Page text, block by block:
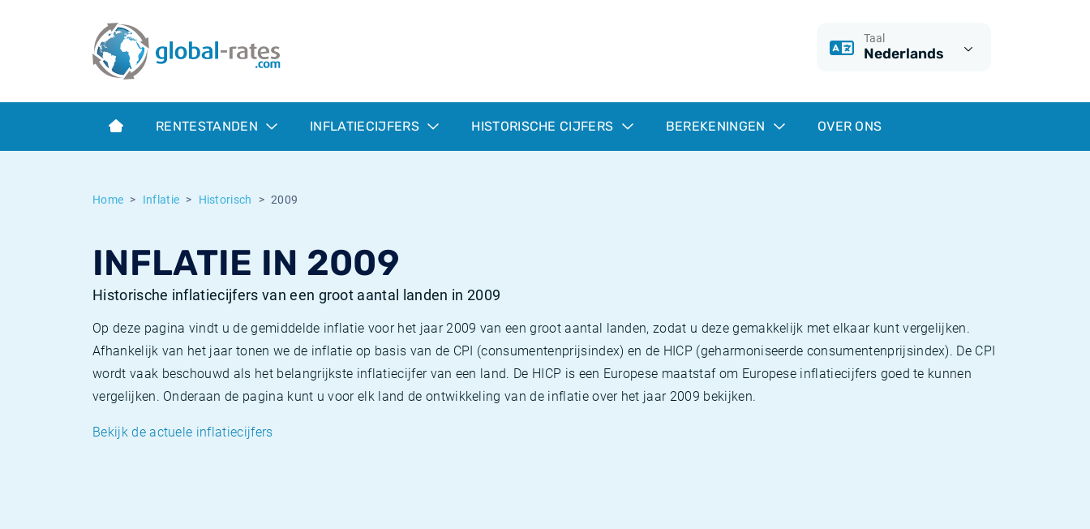
Taal
Nederlands
RENTESTANDEN INFLATIECIJFERS HISTORISCHE CIJFERS BEREKENINGEN OVER ONS
Home Inflatie Historisch 2009
INFLATIE IN 2009
Historische inflatiecijfers van een groot aantal landen in 2009
Op deze pagina vindt u de gemiddelde inflatie voor het jaar 2009 van een groot aantal landen, zodat u deze gemakkelijk met elkaar kunt vergelijken.
Afhankelijk van het jaar tonen we de inflatie op basis van de CPI (consumentenprijsindex) en de HICP (geharmoniseerde consumentenprijsindex). De CPI
wordt vaak beschouwd als het belangrijkste inflatiecijfer van een land. De HICP is een Europese maatstaf om Europese inflatiecijfers goed te kunnen
vergelijken. Onderaan de pagina kunt u voor elk land de ontwikkeling van de inflatie over het jaar 2009 bekijken.
Bekijk de actuele inflatiecijfers
Term SOFR
Wat is CPI inflatie?
Wat is HICP inflatie?
Europese inflatie - HICP
Euribor historie
ESTER historie
Historische inflatie
Inflatiecalculator